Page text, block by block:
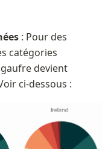
: Pour des
catégories
devient
ci-dessous :